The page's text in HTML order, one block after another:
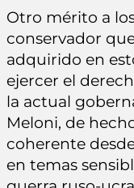
Otro mérito a
conservador
adquirido en
ejercer el
la actual
Meloni, de
coherente
en temas